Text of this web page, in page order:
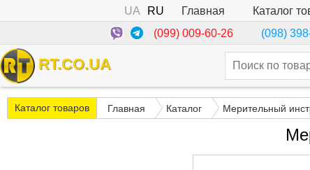
UA RU Главная Каталог
(099) 009-60-26
(098)
RT.CO.UA
Каталог товаров Главная Каталог Мерительный